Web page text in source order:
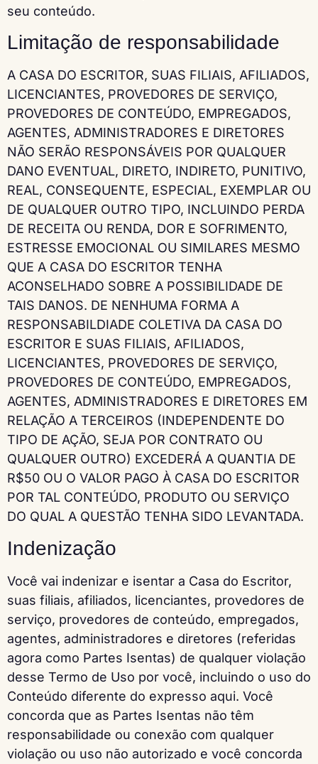
seu conteúdo.
Limitação de responsabilidade
A CASA DO ESCRITOR, SUAS FILIAIS, AFILIADOS,
LICENCIANTES, PROVEDORES DE SERVIÇO,
PROVEDORES DE CONTEÚDO, EMPREGADOS,
AGENTES, ADMINISTRADORES E DIRETORES
NÃO SERÃO RESPONSÁVEIS POR QUALQUER
DANO EVENTUAL, DIRETO, INDIRETO, PUNITIVO,
REAL, CONSEQUENTE, ESPECIAL, EXEMPLAR OU
DE QUALQUER OUTRO TIPO, INCLUINDO PERDA
DE RECEITA OU RENDA, DOR E SOFRIMENTO,
ESTRESSE EMOCIONAL OU SIMILARES MESMO
QUE A CASA DO ESCRITOR TENHA
ACONSELHADO SOBRE A POSSIBILIDADE DE
TAIS DANOS. DE NENHUMA FORMA A
RESPONSABILDIADE COLETIVA DA CASA DO
ESCRITOR E SUAS FILIAIS, AFILIADOS,
LICENCIANTES, PROVEDORES DE SERVIÇO,
PROVEDORES DE CONTEÚDO, EMPREGADOS,
AGENTES, ADMINISTRADORES E DIRETORES EM
RELAÇÃO A TERCEIROS (INDEPENDENTE DO
TIPO DE AÇÃO, SEJA POR CONTRATO OU
QUALQUER OUTRO) EXCEDERÁ A QUANTIA DE
R$50 OU O VALOR PAGO À CASA DO ESCRITOR
POR TAL CONTEÚDO, PRODUTO OU SERVIÇO
DO QUAL A QUESTÃO TENHA SIDO LEVANTADA.
Indenização
Você vai indenizar e isentar a Casa do Escritor,
suas filiais, afiliados, licenciantes, provedores de
serviço, provedores de conteúdo, empregados,
agentes, administradores e diretores (referidas
agora como Partes Isentas) de qualquer violação
desse Termo de Uso por você, incluindo o uso do
Conteúdo diferente do expresso aqui. Você
concorda que as Partes Isentas não têm
responsabilidade ou conexão com qualquer
violação ou uso não autorizado e você concorda